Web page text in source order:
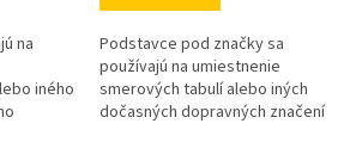
na
iného
Podstavce pod značky sa
používajú na umiestnenie
smerových tabulí alebo iných
dočasných dopravných značení